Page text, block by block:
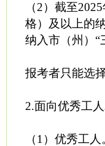
（2）截至
格）及以上的
纳入市（州）“
报考者只能选
2.面向优秀工
（1）优秀工